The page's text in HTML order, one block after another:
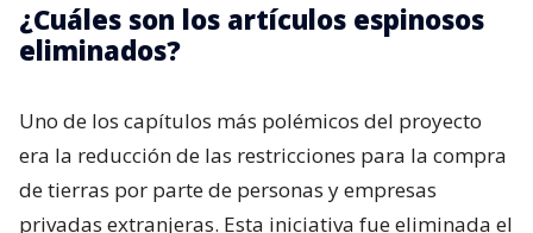
¿Cuáles son los artículos espinosos
eliminados?
Uno de los capítulos más polémicos del proyecto
era la reducción de las restricciones para la compra
de tierras por parte de personas y empresas
privadas extranjeras. Esta iniciativa fue eliminada el